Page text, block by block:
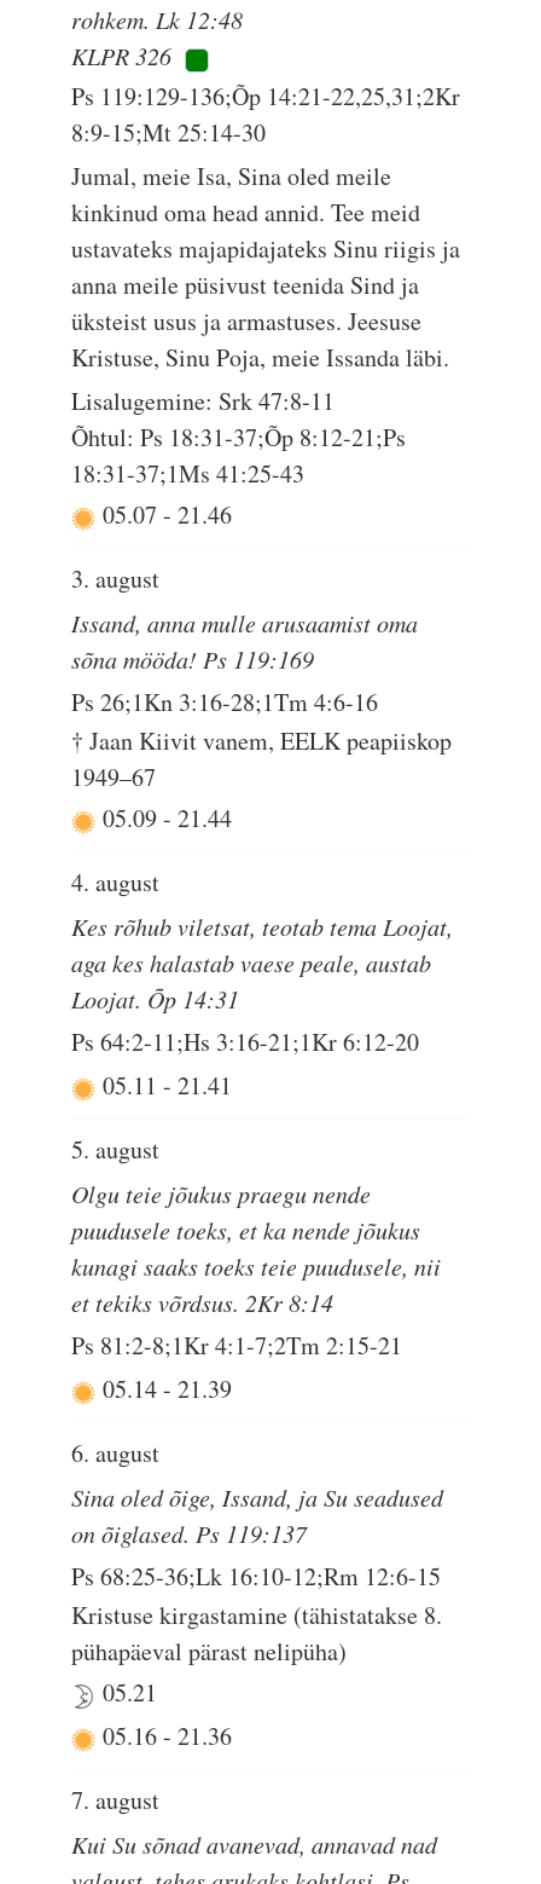
rohkem. Lk 12:48
KLPR 326
Ps 119:129-136;Õp 14:21-22,25,31;2Kr
8:9-15;Mt 25:14-30
Jumal, meie Isa, Sina oled meile
kinkinud oma head annid. Tee meid
ustavateks majapidajateks Sinu riigis ja
anna meile püsivust teenida Sind ja
üksteist usus ja armastuses. Jeesuse
Kristuse, Sinu Poja, meie Issanda läbi.
Lisalugemine: Srk 47:8-11
Õhtul: Ps 18:31-37;Õp 8:12-21;Ps
18:31-37;1Ms 41:25-43
05.07-21.46
3. august
Issand, anna mulle arusaamist oma
sõna mööda! Ps 119:169
Ps 26;1Kn 3:16-28;1Tm 4:6-16
† Jaan Kiivit vanem, EELK peapiiskop
1949–67
05.09-21.44
4. august
Kes rõhub viletsat, teotab tema Loojat,
aga kes halastab vaese peale, austab
Loojat. Õp 14:31
Ps 64:2-11;Hs 3:16-21;1Kr 6:12-20
05.11-21.41
5. august
Olgu teie jõukus praegu nende
puudusele toeks, et ka nende jõukus
kunagi saaks toeks teie puudusele, nii
et tekiks võrdsus. 2Kr 8:14
Ps 81:2-8;1Kr 4:1-7;2Tm 2:15-21
05.14-21.39
6. august
Sina oled õige, Issand, ja Su seadused
on õiglased. Ps 119:137
Ps 68:25-36;Lk 16:10-12;Rm 12:6-15
Kristuse kirgastamine (tähistatakse 8.
pühapäeval pärast nelipüha)
05.21
05.16-21.36
7. august
Kui Su sõnad avanevad, annavad nad